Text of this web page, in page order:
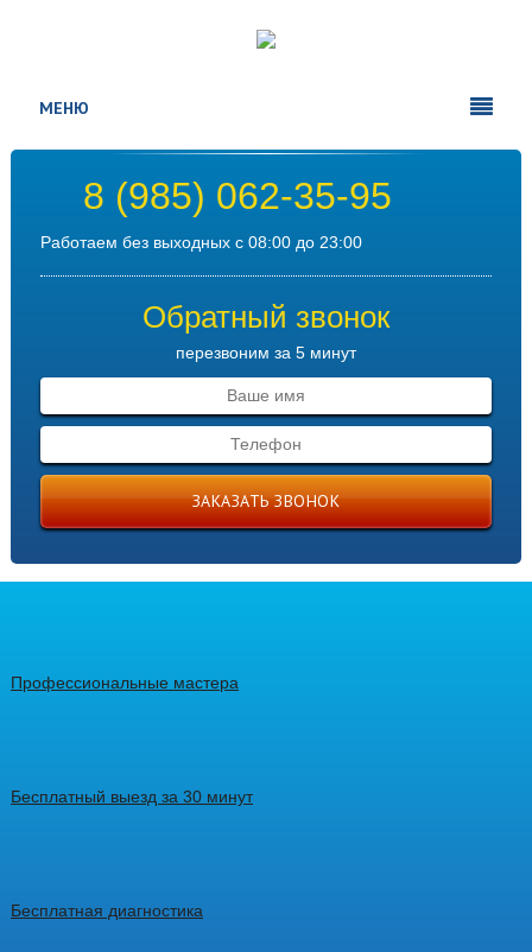
МЕНЮ
8 (985) 062-35-95
Работаем без выходных с 08:00 до 23:00
Обратный звонок
перезвоним за 5 минут
ЗАКАЗАТЬ ЗВОНОК
Профессиональные мастера
Бесплатный выезд за 30 минут
Бесплатная диагностика